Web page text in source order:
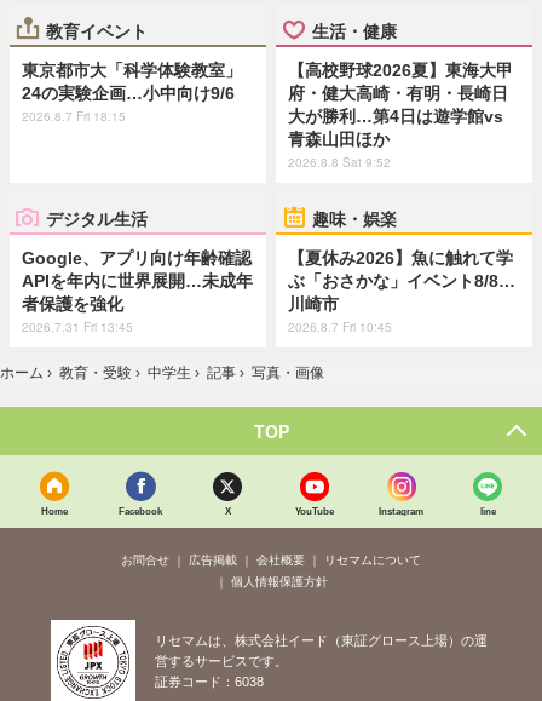
教育イベント
東京都市大「科学体験教室」
24の実験企画…小中向け9/6
2026.8.7 Fri 18:15
生活・健康
【高校野球2026夏】東海大甲
府・健大高崎・有明・長崎日
大が勝利…第4日は遊学館vs
青森山田ほか
2026.8.8 Sat 9:52
デジタル生活
Google、アプリ向け年齢確認
APIを年内に世界展開…未成年
者保護を強化
2026.7.31 Fri 13:45
趣味・娯楽
【夏休み2026】魚に触れて学
ぶ「おさかな」イベント8/8…
川崎市
2026.8.7 Fri 10:45
ホーム › 教育・受験 › 中学生 › 記事 › 写真・画像
TOP
Home Facebook X YouTube Instagram line
お問合せ 広告掲載 会社概要
リセマムについて
個人情報保護方針
リセマムは、株式会社イード（東証グロース上場）の運
営するサービスです。
証券コード：6038